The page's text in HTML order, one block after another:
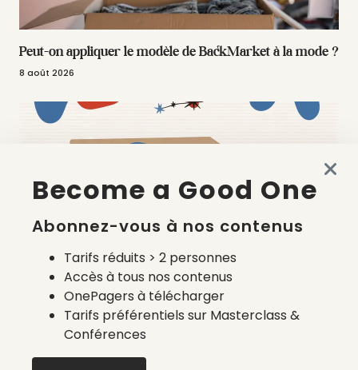
Peut-on appliquer le modèle de BackMarket à la mode ?
8 août 2026
Quels prestataires pour le calcul du coût
environnemental français ?
Become a Good One
Abonnez-vous à nos contenus
Tarifs réduits > 2 personnes
Accès à tous nos contenus
OnePagers à télécharger
Tarifs préférentiels sur Masterclass &
Conférences